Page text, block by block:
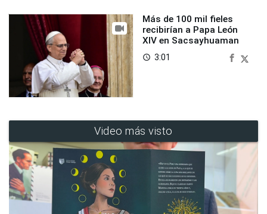
Más de 100 mil fieles
recibirían a Papa León
XIV en Sacsayhuaman
access_time 3:01
Video más visto